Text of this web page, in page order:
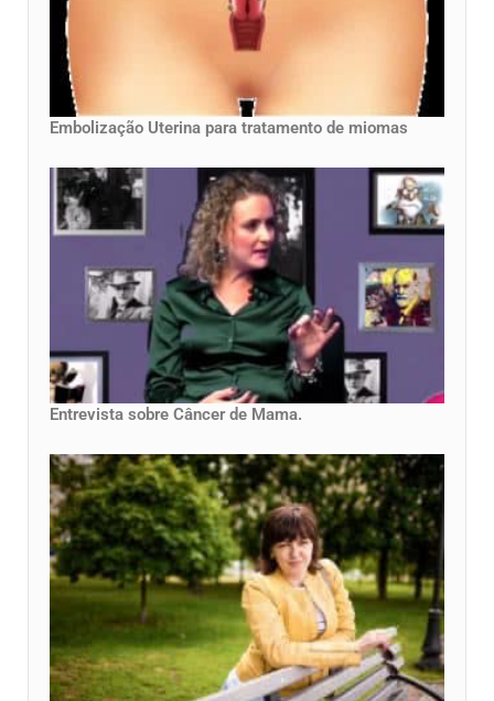
Embolização Uterina para tratamento de miomas
Entrevista sobre Câncer de Mama.